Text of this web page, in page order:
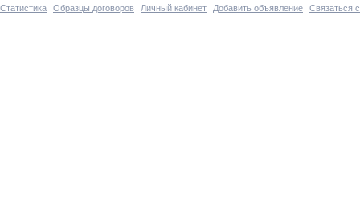
Статистика
Образцы договоров Личный кабинет Добавить объявление Связаться